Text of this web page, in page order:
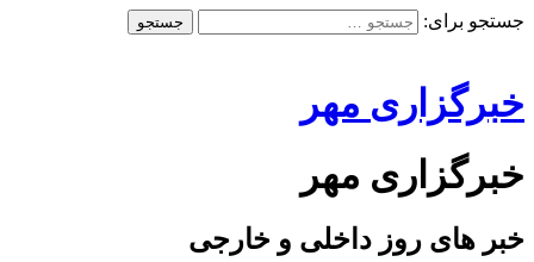
جستجو برای:
خبرگزاری مهر
خبرگزاری مهر
خبر های روز داخلی و خارجی